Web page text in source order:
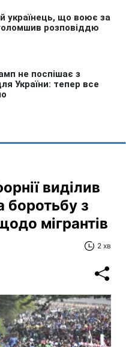
виділив
боротьбу з
мігрантів
2 хв